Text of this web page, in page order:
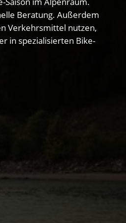
Beratung. Außerdem
Verkehrsmittel nutzen,
in spezialisierten Bike-